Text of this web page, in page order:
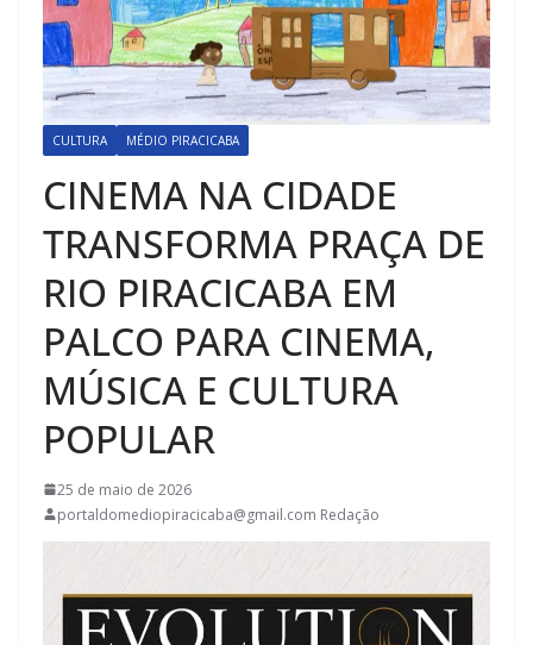
CULTURA MÉDIO PIRACICABA
CINEMA NA CIDADE
TRANSFORMA PRAÇA DE
RIO PIRACICABA EM
PALCO PARA CINEMA,
MÚSICA E CULTURA
POPULAR
25 de maio de 2026
portaldomediopiracicaba@gmail.com Redação